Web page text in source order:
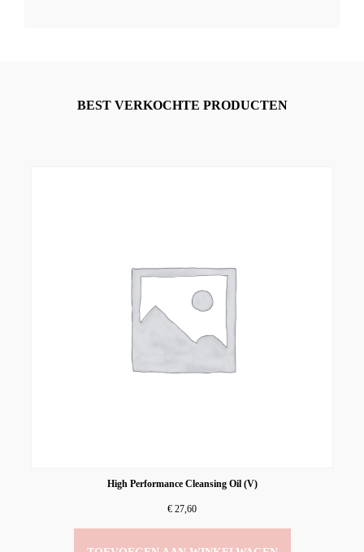
BEST VERKOCHTE PRODUCTEN
High Performance Cleansing Oil (V)
€ 27,60